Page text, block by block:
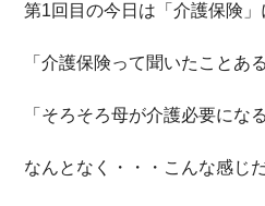
第1回目の今日は「介護保険」
「介護保険って聞いたことあ
「そろそろ母が介護必要にな
なんとなく・・・こんな感じ